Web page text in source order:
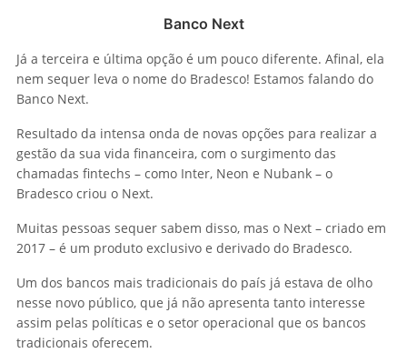
Banco Next
Já a terceira e última opção é um pouco diferente. Afinal, ela
nem sequer leva o nome do Bradesco! Estamos falando do
Banco Next.
Resultado da intensa onda de novas opções para realizar a
gestão da sua vida financeira, com o surgimento das
chamadas fintechs – como Inter, Neon e Nubank – o
Bradesco criou o Next.
Muitas pessoas sequer sabem disso, mas o Next – criado em
2017 – é um produto exclusivo e derivado do Bradesco.
Um dos bancos mais tradicionais do país já estava de olho
nesse novo público, que já não apresenta tanto interesse
assim pelas políticas e o setor operacional que os bancos
tradicionais oferecem.